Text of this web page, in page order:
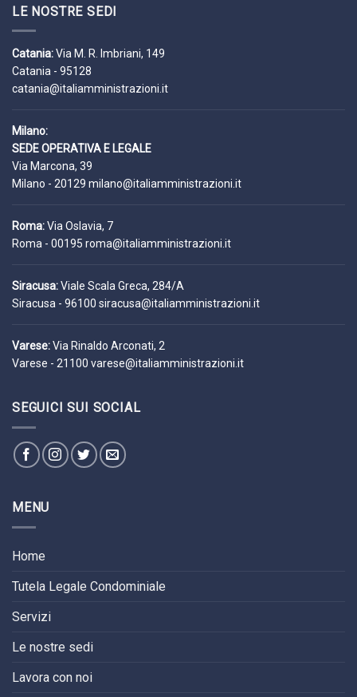
LE NOSTRE SEDI
Catania:Via M. R. Imbriani, 149
Catania - 95128
catania@italiamministrazioni.it
Milano:
SEDE OPERATIVA E LEGALE
Via Marcona, 39
Milano - 20129 milano@italiamministrazioni.it
Roma:Via Oslavia, 7
Roma - 00195 roma@italiamministrazioni.it
Siracusa:Viale Scala Greca, 284/A
Siracusa - 96100 siracusa@italiamministrazioni.it
Varese:Via Rinaldo Arconati, 2
Varese - 21100 varese@italiamministrazioni.it
SEGUICI SUI SOCIAL
MENU
Home
Tutela Legale Condominiale
Servizi
Le nostre sedi
Lavora con noi